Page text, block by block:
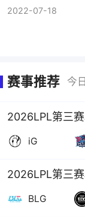
打显神威
2022-07-18
赛事推荐 今
2026LPL第三
iG
2026LPL第三
BLG